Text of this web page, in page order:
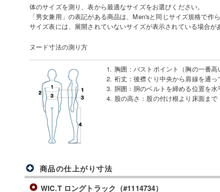
体のサイズを測り、表から最適なサイズをお選びください。
「男女兼用」の表記がある商品は、Men'sと同じサイズ規格で作
サイズ表には、展開されていないサイズが表示されている場合が
ヌード寸法の測り方
1. 胸囲 ：バストポイント（胸の一番
2. 裄丈 ：後襟ぐり中央から肩線を通
3. 胴囲 ： 胴のベルトを締める位置を
4. 股の高さ ： 股の付け根より床面まで
商品の仕上がり寸法
WIC.T ロングトラック（#1114734）